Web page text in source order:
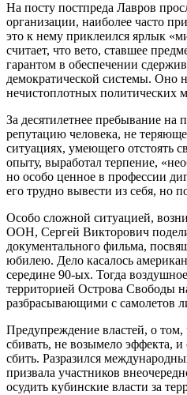
На посту постпреда Лавров
организации, наиболее часто
это к нему приклеился ярлык
считает, что вето, ставшее
гарантом в обеспечении
демократической системы. Оно
нечистоплотных политических
За десятилетнее пребывание на
репутацию человека, не
ситуациях, умеющего отстоять
опыту, выработал терпение,
но особо ценное в профессии
его трудно вывести из себя, но
Особо сложной ситуацией,
ООН, Сергей Викторович
документального фильма,
юбилею. Дело касалось
середине 90-ых. Тогда
территорией Острова Свободы
разбрасывающими с самолетов
Предупреждение властей, о том,
сбивать, не возымело эффекта,
сбить. Разразился
призвала участников
осудить кубинские власти за